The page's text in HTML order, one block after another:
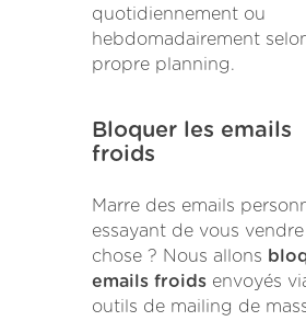
quotidiennement ou
hebdomadairement
propre planning.
Bloquer les emails
froids
Marre des emails
essayant de vous
chose ? Nous allons
emails froids envoyés
outils de mailing de